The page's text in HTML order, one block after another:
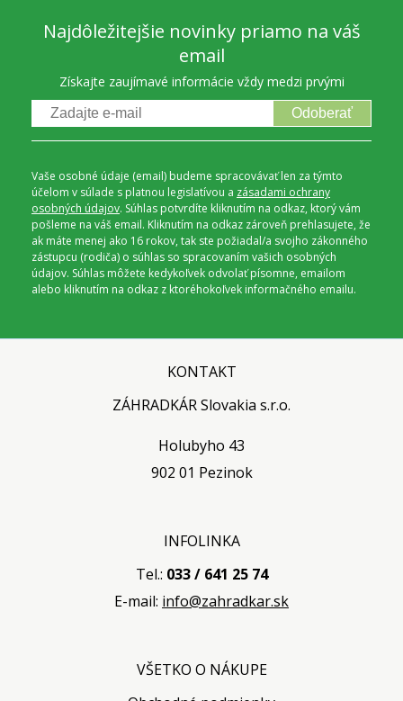
Najdôležitejšie novinky priamo na váš
email
Získajte zaujímavé informácie vždy medzi prvými
Odoberať
Vaše osobné údaje (email) budeme spracovávať len za týmto
účelom v súlade s platnou legislatívou a zásadami ochrany
osobných údajov. Súhlas potvrdíte kliknutím na odkaz, ktorý vám
pošleme na váš email. Kliknutím na odkaz zároveň prehlasujete, že
ak máte menej ako 16 rokov, tak ste požiadal/a svojho zákonného
zástupcu (rodiča) o súhlas so spracovaním vašich osobných
údajov. Súhlas môžete kedykoľvek odvolať písomne, emailom
alebo kliknutím na odkaz z ktoréhokoľvek informačného emailu.
KONTAKT
ZÁHRADKÁR Slovakia s.r.o.
Holubyho 43
902 01 Pezinok
INFOLINKA
Tel.: 033 / 641 25 74
E-mail: info@zahradkar.sk
VŠETKO O NÁKUPE